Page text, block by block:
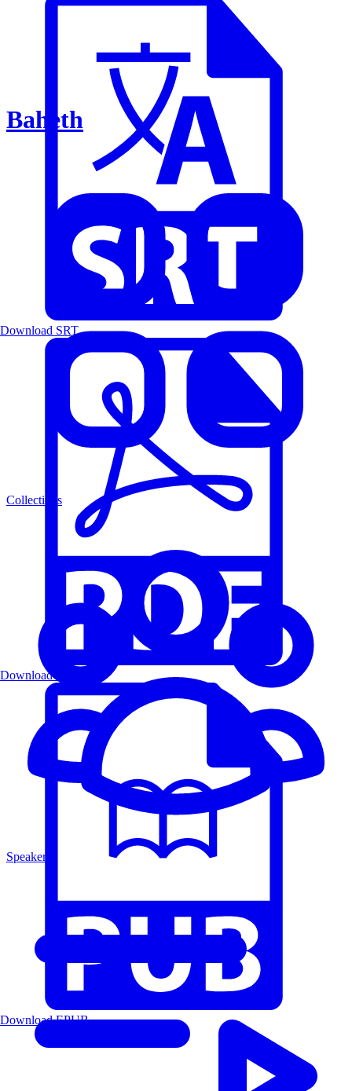
Baheth
Collections
Speakers
Download SRT
Download PDF
Download EPUB